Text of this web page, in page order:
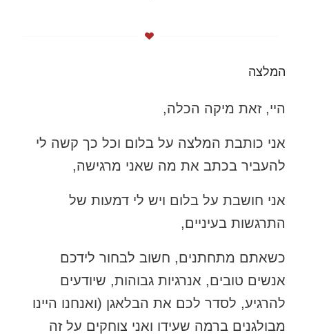
המלצה
היי, זאת מיקה הכלה,
אני כותבת המלצה על בלום וכל כך קשה לי
להעביר בכתב את מה שאני מרגישה,
אני חושבת על בלום ויש לי דמעות של
התרגשות בעיניים,
כשאתם מתחתנים, חשוב לבחור לידכם
אנשים טובים, אנרגיות גבוהות, שיודעים
להרגיע, לסדר לכם את הבלאגן (ואנחנו היינו
מבולגנים ברמה שעידו ואני צוחקים על זה